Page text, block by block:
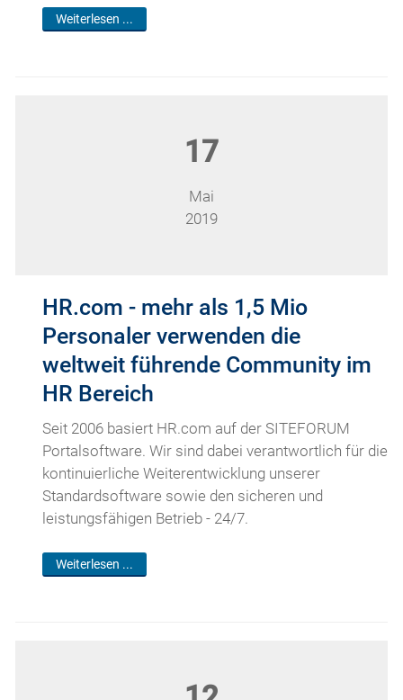
Weiterlesen ...
17
Mai
2019
HR.com - mehr als 1,5 Mio
Personaler verwenden die
weltweit führende Community im
HR Bereich
Seit 2006 basiert HR.com auf der SITEFORUM
Portalsoftware. Wir sind dabei verantwortlich für die
kontinuierliche Weiterentwicklung unserer
Standardsoftware sowie den sicheren und
leistungsfähigen Betrieb - 24/7.
Weiterlesen ...